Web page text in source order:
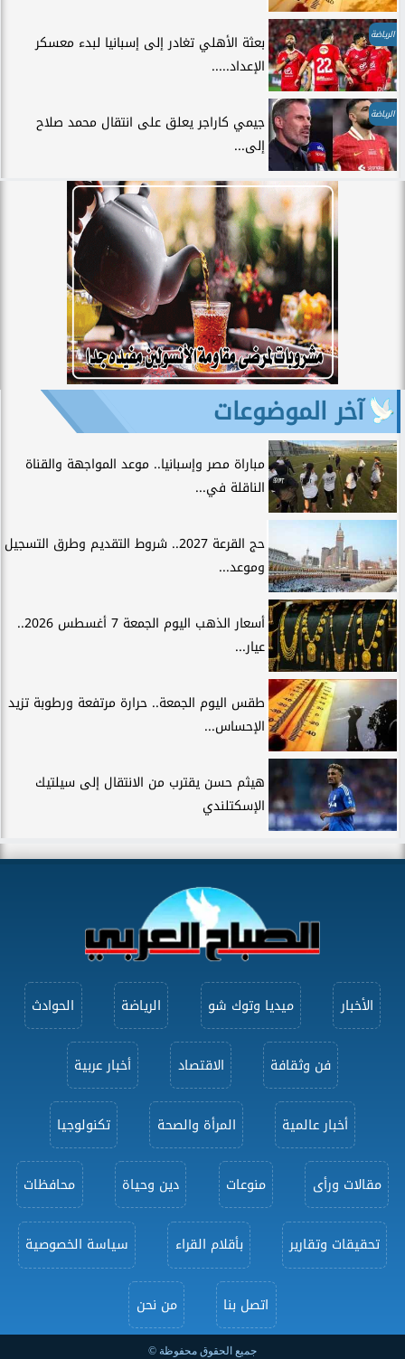
الرياضة
بعثة الأهلي تغادر إلى إسبانيا لبدء معسكر
الإعداد.....
الرياضة
جيمي كاراجر يعلق على انتقال محمد صلاح
إلى...
آخر الموضوعات
مباراة مصر وإسبانيا.. موعد المواجهة والقناة
الناقلة في...
حج القرعة 2027.. شروط التقديم وطرق التسجيل
وموعد...
أسعار الذهب اليوم الجمعة 7 أغسطس 2026..
عيار...
طقس اليوم الجمعة.. حرارة مرتفعة ورطوبة تزيد
الإحساس...
هيثم حسن يقترب من الانتقال إلى سيلتيك
الإسكتلندي
الأخبار ميديا وتوك شو الرياضة الحوادث
فن وثقافة الاقتصاد أخبار عربية
أخبار عالمية المرأة والصحة تكنولوجيا
مقالات ورأى منوعات دين وحياة محافظات
تحقيقات وتقارير بأقلام القراء سياسة الخصوصية
اتصل بنا من نحن
جميع الحقوق محفوظة ©